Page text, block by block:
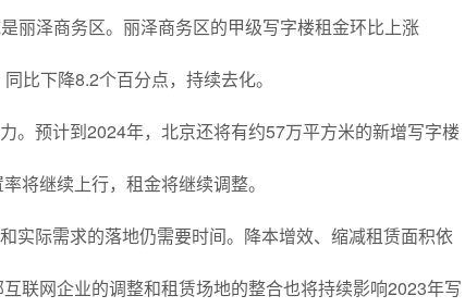
丽泽商务区。丽泽商务区的甲级写字楼租金环比上涨
比下降8.2个百分点，持续去化。
。预计到2024年，北京还将有约57万平方米的新增写字楼
将继续上行，租金将继续调整。
实际需求的落地仍需要时间。降本增效、缩减租赁面积依
联网企业的调整和租赁场地的整合也将持续影响2023年写